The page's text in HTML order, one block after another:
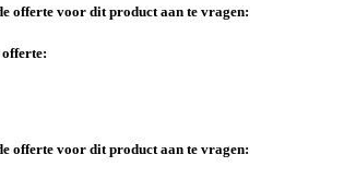
offerte voor dit product aan te vragen:
offerte voor dit product aan te vragen: